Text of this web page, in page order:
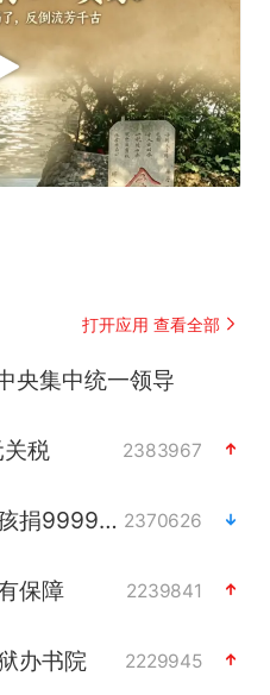
打开应用 查看全部
央集中统一领导
税 2383967
李亚鹏向地铁吐血女孩捐99999元 2370626
保障 2239841
办书院 2229945